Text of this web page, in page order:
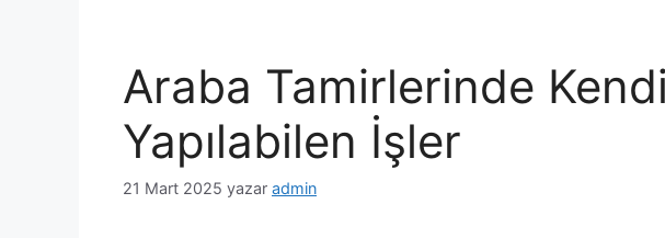
Araba Tamirlerinde
Yapılabilen İşler
21 Mart 2025 yazar admin